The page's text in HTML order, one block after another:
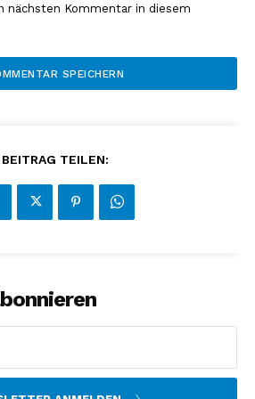
nächsten Kommentar in diesem
BEITRAG TEILEN: